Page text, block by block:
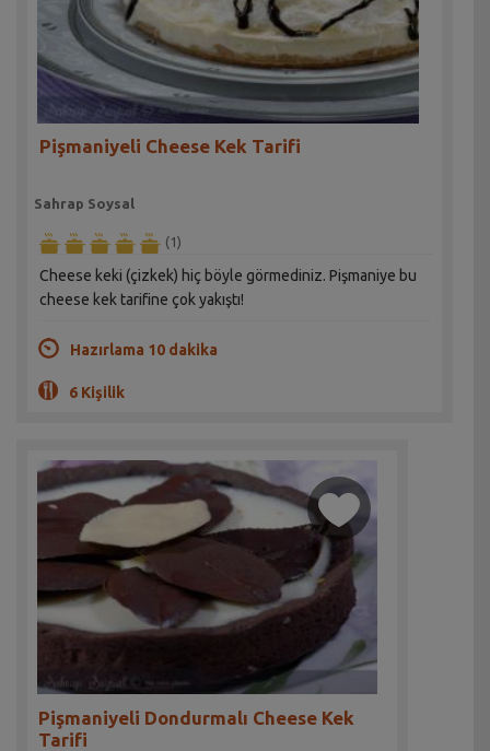
Pişmaniyeli Cheese Kek Tarifi
Sahrap Soysal
(1)
Cheese keki (çizkek) hiç böyle görmediniz. Pişmaniye bu
cheese kek tarifine çok yakıştı!
Hazırlama 10 dakika
6 Kişilik
Pişmaniyeli Dondurmalı Cheese Kek
Tarifi